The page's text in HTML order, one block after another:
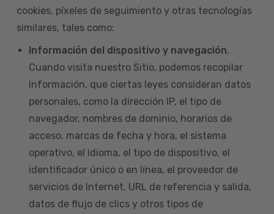
cookies, píxeles de seguimiento y otras tecnologías
similares, tales como:
Información del dispositivo y navegación.
Cuando visita nuestro Sitio, podemos recopilar
información, que ciertas leyes consideran datos
personales, como la dirección IP, el tipo de
navegador, nombres de dominio, horarios de
acceso, marcas de fecha y hora, el sistema
operativo, el idioma, el tipo de dispositivo, el
identificador único o en línea, el proveedor de
servicios de Internet, URL de referencia y salida,
datos de flujo de clics y otros tipos de